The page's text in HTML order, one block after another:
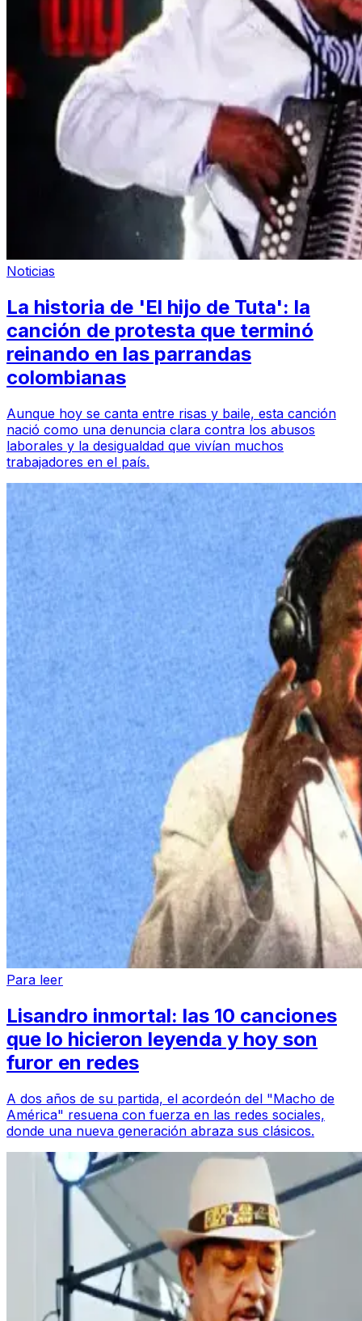
Noticias
La historia de 'El hijo de Tuta': la
canción de protesta que terminó
reinando en las parrandas
colombianas
Aunque hoy se canta entre risas y baile, esta canción
nació como una denuncia clara contra los abusos
laborales y la desigualdad que vivían muchos
trabajadores en el país.
Para leer
Lisandro inmortal: las 10 canciones
que lo hicieron leyenda y hoy son
furor en redes
A dos años de su partida, el acordeón del "Macho de
América" resuena con fuerza en las redes sociales,
donde una nueva generación abraza sus clásicos.